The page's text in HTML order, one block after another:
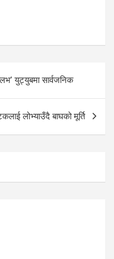
युट्युबमा सार्वजनिक
लोभ्याउँदै बाघको मूर्ति